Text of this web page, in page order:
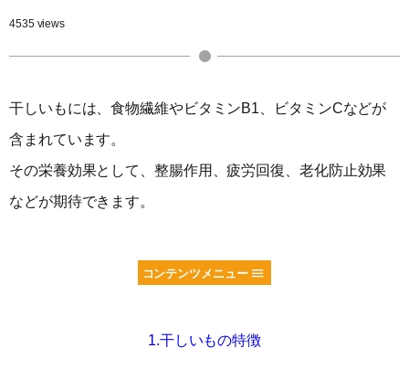
4535 views
干しいもには、食物繊維やビタミンB1、ビタミンCなどが
含まれています。
その栄養効果として、整腸作用、疲労回復、老化防止効果
などが期待できます。
コンテンツメニュー
1.干しいもの特徴